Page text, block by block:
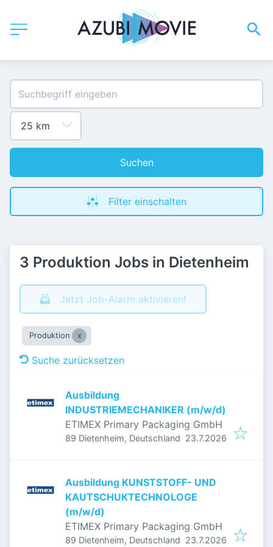
Suchen
Filter einschalten
3 Produktion Jobs in Dietenheim
Jetzt Job-Alarm aktivieren!
Produktion
Suche zurücksetzen
Ausbildung
INDUSTRIEMECHANIKER (m/w/d)
ETIMEX Primary Packaging GmbH
89 Dietenheim, Deutschland Veröffentlicht:
23.7.2026
Ausbildung KUNSTSTOFF- UND
KAUTSCHUKTECHNOLOGE
(m/w/d)
ETIMEX Primary Packaging GmbH
89 Dietenheim, Deutschland Veröffentlicht:
23.7.2026